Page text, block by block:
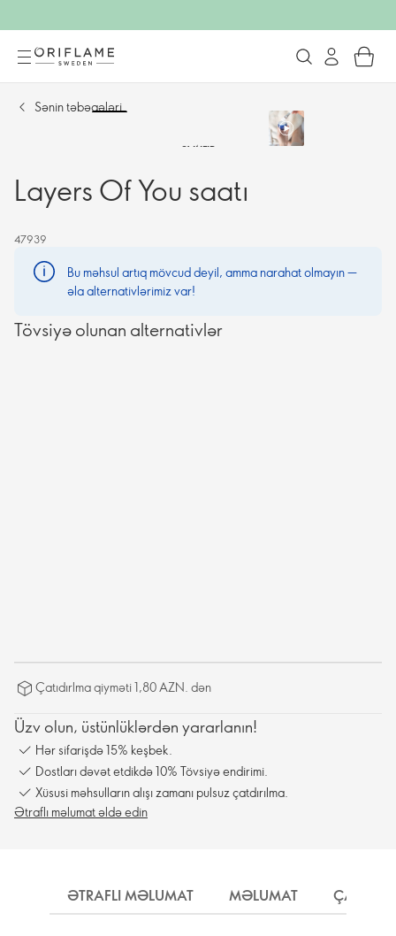
Sənin təbəqələri
SATILIB
Layers Of You saatı
47939
Bu məhsul artıq mövcud deyil, amma narahat olmayın —
əla alternativlərimiz var!
Tövsiyə olunan alternativlər
Çatıdırlma qiyməti 1,80 AZN. dən
Üzv olun, üstünlüklərdən yararlanın!
Hər sifarişdə 15% keşbek.
Dostları dəvət etdikdə 10% Tövsiyə endirimi.
Xüsusi məhsulların alışı zamanı pulsuz çatdırılma.
Ətraflı məlumat əldə edin
ƏTRAFLI MƏLUMAT MƏLUMAT